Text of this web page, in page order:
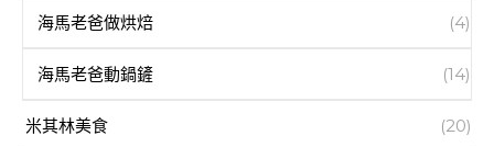
海馬老爸做烘焙 (4)
海馬老爸動鍋鏟 (14)
米其林美食 (20)